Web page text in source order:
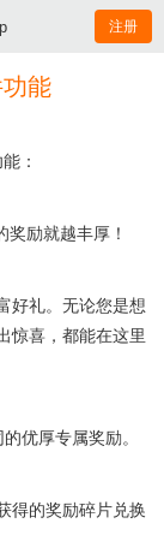
注册
能
：
励就越丰厚！
好礼。无论您是想
惊喜，都能在这里
优厚专属奖励。
得的奖励碎片兑换